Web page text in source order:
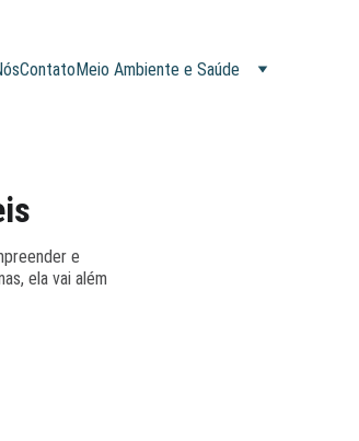
ContatoMeio Ambiente e Saúde
e
ela vai além